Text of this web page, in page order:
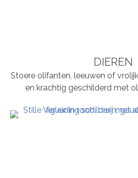
DIEREN
Stoere olifanten, leeuwen of
en krachtig geschilderd met